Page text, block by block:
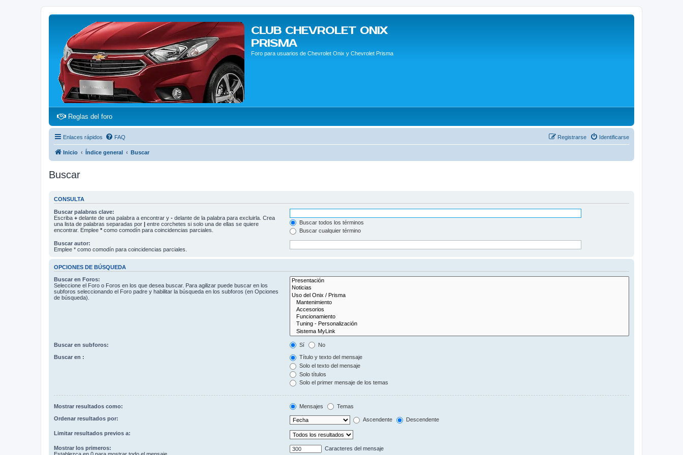
CLUB CHEVROLET ONIX
PRISMA
Foro para usuarios de Chevrolet Onix y Chevrolet Prisma
Reglas del foro(Opens a new tab)
Enlaces rápidos FAQ Identificarse
Registrarse
Inicio Índice general Buscar
Buscar
CONSULTA
Buscar palabras clave:
Escriba + delante de una palabra a encontrar y - delante de la palabra para excluirla. Crea
una lista de palabras separadas por | entre corchetes si solo una de ellas se quiere
encontrar. Emplee * como comodín para coincidencias parciales.
Buscar todos los términos
Buscar cualquier término
Buscar autor:
Emplee * como comodín para coincidencias parciales.
OPCIONES DE BÚSQUEDA
Buscar en Foros:
Seleccione el Foro o Foros en los que desea buscar. Para agilizar puede buscar en los
subforos seleccionando el Foro padre y habilitar la búsqueda en los subforos (en Opciones
de búsqueda).
Buscar en subforos: Sí No
Buscar en :
Título y texto del mensaje
Solo el texto del mensaje
Solo títulos
Solo el primer mensaje de los temas
Mostrar resultados como: Mensajes Temas
Ordenar resultados por: Ascendente Descendente
Limitar resultados previos a:
Mostrar los primeros:
Caracteres del mensaje